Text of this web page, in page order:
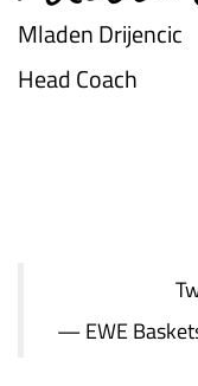
Mladen Drijencic
Head Coach
— EWE